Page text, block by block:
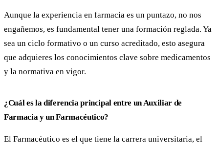
Aunque la experiencia en farmacia es un puntazo, no nos
engañemos, es fundamental tener una formación reglada. Ya
sea un ciclo formativo o un curso acreditado, esto asegura
que adquieres los conocimientos clave sobre medicamentos
y la normativa en vigor.
¿Cuál es la diferencia principal entre un Auxiliar de
Farmacia y un Farmacéutico?
El Farmacéutico es el que tiene la carrera universitaria, el